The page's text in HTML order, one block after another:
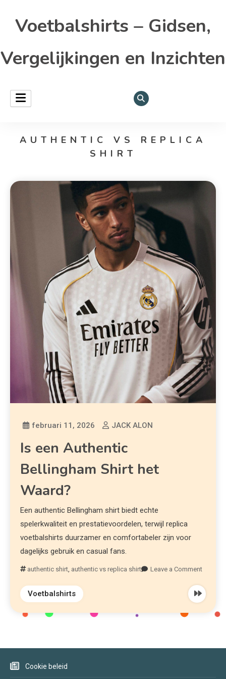
Voetbalshirts – Gidsen,
Vergelijkingen en Inzichten
AUTHENTIC VS REPLICA
SHIRT
februari 11, 2026 JACK ALON
Is een Authentic
Bellingham Shirt het
Waard?
Een authentic Bellingham shirt biedt echte
spelerkwaliteit en prestatievoordelen, terwijl replica
voetbalshirts duurzamer en comfortabeler zijn voor
dagelijks gebruik en casual fans.
authentic shirt authentic vs replica shirt Leave a Comment
Voetbalshirts
Cookie beleid